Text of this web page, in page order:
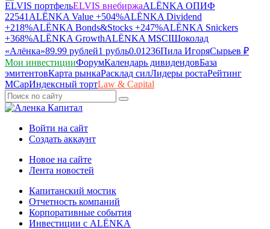
ELVIS портфельELVIS внебиржаALЁNKA ОПИФ
22541 ALЁNKA Value +504%ALЁNKA Dividend
+218%ALЁNKA Bonds&Stocks +247%ALЁNKA Snickers
+368%ALЁNKA GrowthALЁNKA MSCIШоколад
«Алёнка»89.99 рублей1 рубль0.01236Пила ИгоряСырьев ₽
Мои инвестицииФорумКалендарь дивидендовБаза
эмитентовКарта рынкаРасклад силЛидеры ростаРейтинг
MCapИндексный тортLaw & Capital
Войти на сайт
Создать аккаунт
Новое на сайте
Лента новостей
Капитанский мостик
Отчетность компаний
Корпоративные события
Инвестиции с ALЁNKA